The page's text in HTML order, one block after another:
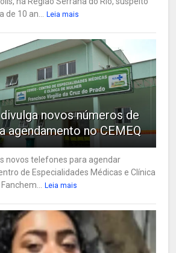
10 an...
Leia mais
novos números de
agendamento no CEMEQ
novos telefones para agendar
de Especialidades Médicas e Clínica
Leia mais